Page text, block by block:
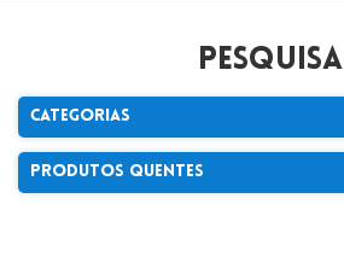
Pesquisa
Categorias
Produtos Quentes